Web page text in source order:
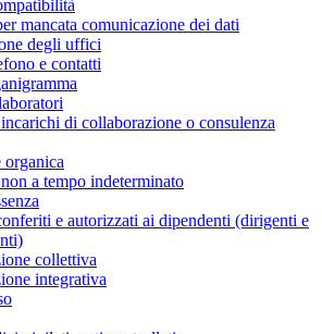
mancata comunicazione dei dati
degli uffici
e contatti
di collaborazione o consulenza
a tempo indeterminato
e autorizzati ai dipendenti (dirigenti e
collettiva
integrativa